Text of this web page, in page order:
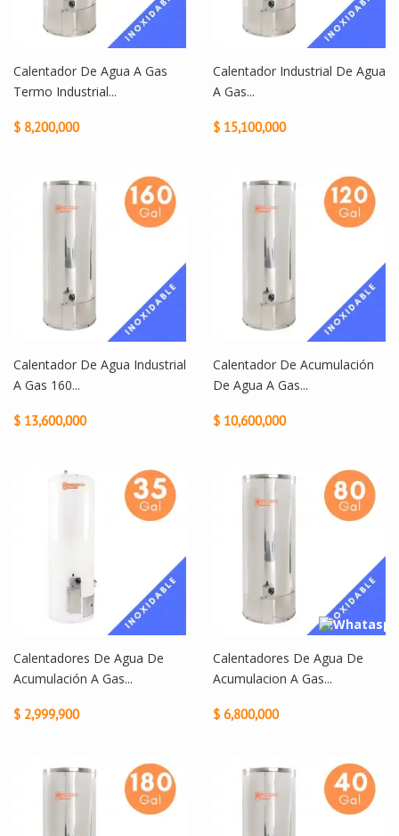
Calentador De Agua A Gas
Termo Industrial...
$ 8,200,000
Calentador Industrial De Agua
A Gas...
$ 15,100,000
Calentador De Agua Industrial
A Gas 160...
$ 13,600,000
Calentador De Acumulación
De Agua A Gas...
$ 10,600,000
Calentadores De Agua De
Acumulación A Gas...
$ 2,999,900
Calentadores De Agua De
Acumulacion A Gas...
$ 6,800,000